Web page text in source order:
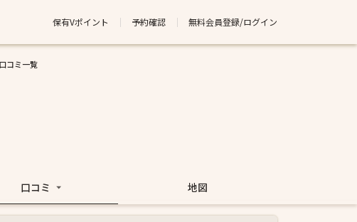
保有Vポイント 予約確認 無料会員登録/ログイン
口コミ一覧
口コミ 地図